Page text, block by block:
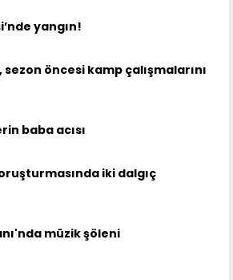
yangın!
sezon öncesi kamp çalışmalarını
baba acısı
iki dalgıç
müzik şöleni